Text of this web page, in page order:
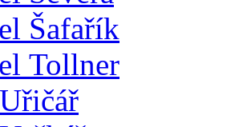
Šafařík
Tollner